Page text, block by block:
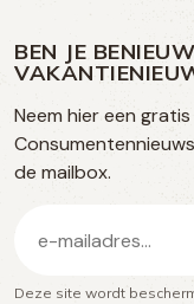
op
social
media
op
Facebook
op
TikTok
op
BEN JE
Neem hier een
de mailbox.
mailadres
(Vereist)
Deze site wordt